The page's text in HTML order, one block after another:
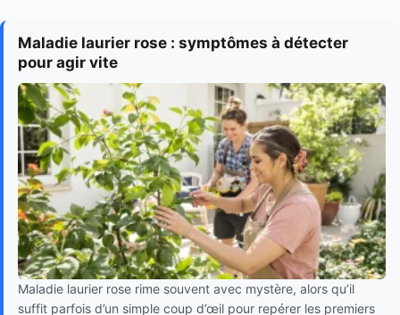
Maladie laurier rose : symptômes à détecter
pour agir vite
Maladie laurier rose rime souvent avec mystère, alors qu’il
suffit parfois d’un simple coup d’œil pour repérer les premiers